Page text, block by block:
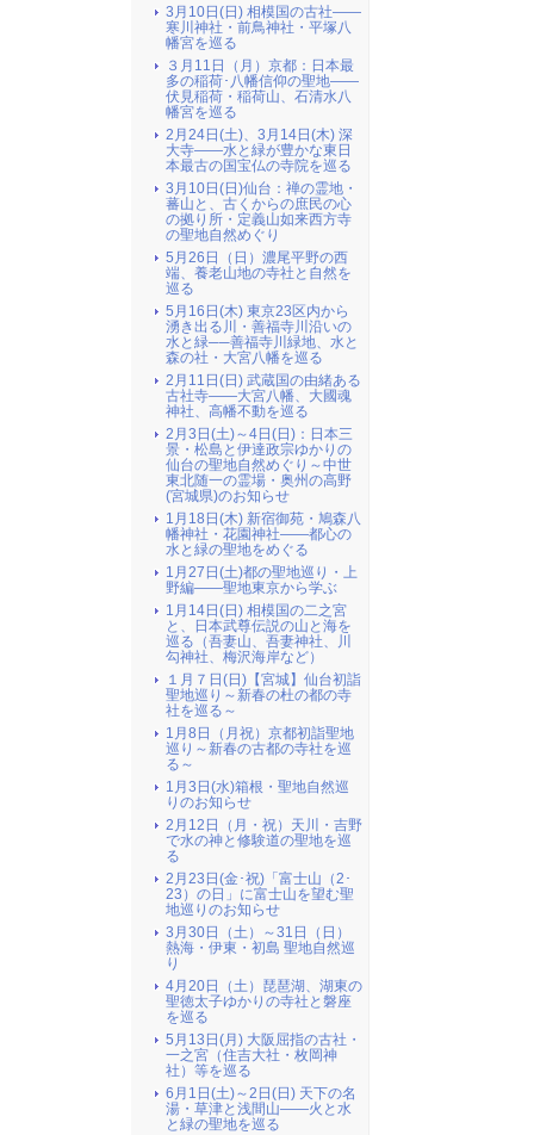
3月10日(日) 相模国の古社――
寒川神社・前鳥神社・平塚八
幡宮を巡る
３月11日（月）京都：日本最
多の稲荷･八幡信仰の聖地――
伏見稲荷・稲荷山、石清水八
幡宮を巡る
2月24日(土)、3月14日(木) 深
大寺――水と緑が豊かな東日
本最古の国宝仏の寺院を巡る
3月10日(日)仙台：禅の霊地・
蕃山と、古くからの庶民の心
の拠り所・定義山如来西方寺
の聖地自然めぐり
5月26日（日）濃尾平野の西
端、養老山地の寺社と自然を
巡る
5月16日(木) 東京23区内から
湧き出る川・善福寺川沿いの
水と緑──善福寺川緑地、水と
森の社・大宮八幡を巡る
2月11日(日) 武蔵国の由緒ある
古社寺――大宮八幡、大國魂
神社、高幡不動を巡る
2月3日(土)～4日(日)：日本三
景・松島と伊達政宗ゆかりの
仙台の聖地自然めぐり～中世
東北随一の霊場・奥州の高野
(宮城県)のお知らせ
1月18日(木) 新宿御苑・鳩森八
幡神社・花園神社――都心の
水と緑の聖地をめぐる
1月27日(土)都の聖地巡り・上
野編――聖地東京から学ぶ
1月14日(日) 相模国の二之宮
と、日本武尊伝説の山と海を
巡る（吾妻山、吾妻神社、川
勾神社、梅沢海岸など）
１月７日(日)【宮城】仙台初詣
聖地巡り～新春の杜の都の寺
社を巡る～
1月8日（月祝）京都初詣聖地
巡り～新春の古都の寺社を巡
る～
1月3日(水)箱根・聖地自然巡
りのお知らせ
2月12日（月・祝）天川・吉野
で水の神と修験道の聖地を巡
る
2月23日(金･祝)「富士山（2･
23）の日」に富士山を望む聖
地巡りのお知らせ
3月30日（土）～31日（日）
熱海・伊東・初島 聖地自然巡
り
4月20日（土）琵琶湖、湖東の
聖徳太子ゆかりの寺社と磐座
を巡る
5月13日(月) 大阪屈指の古社・
一之宮（住吉大社・枚岡神
社）等を巡る
6月1日(土)～2日(日) 天下の名
湯・草津と浅間山――火と水
と緑の聖地を巡る